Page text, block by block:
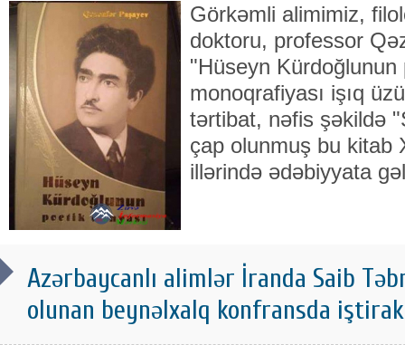
Görkəmli alimimiz,
doktoru, professor
"Hüseyn Kürdoğlunun
monoqrafiyası işıq
tərtibat, nəfis şəkildə
çap olunmuş bu kitab
illərində ədəbiyyata
Azərbaycanlı alimlər İranda Saib
olunan beynəlxalq konfransda